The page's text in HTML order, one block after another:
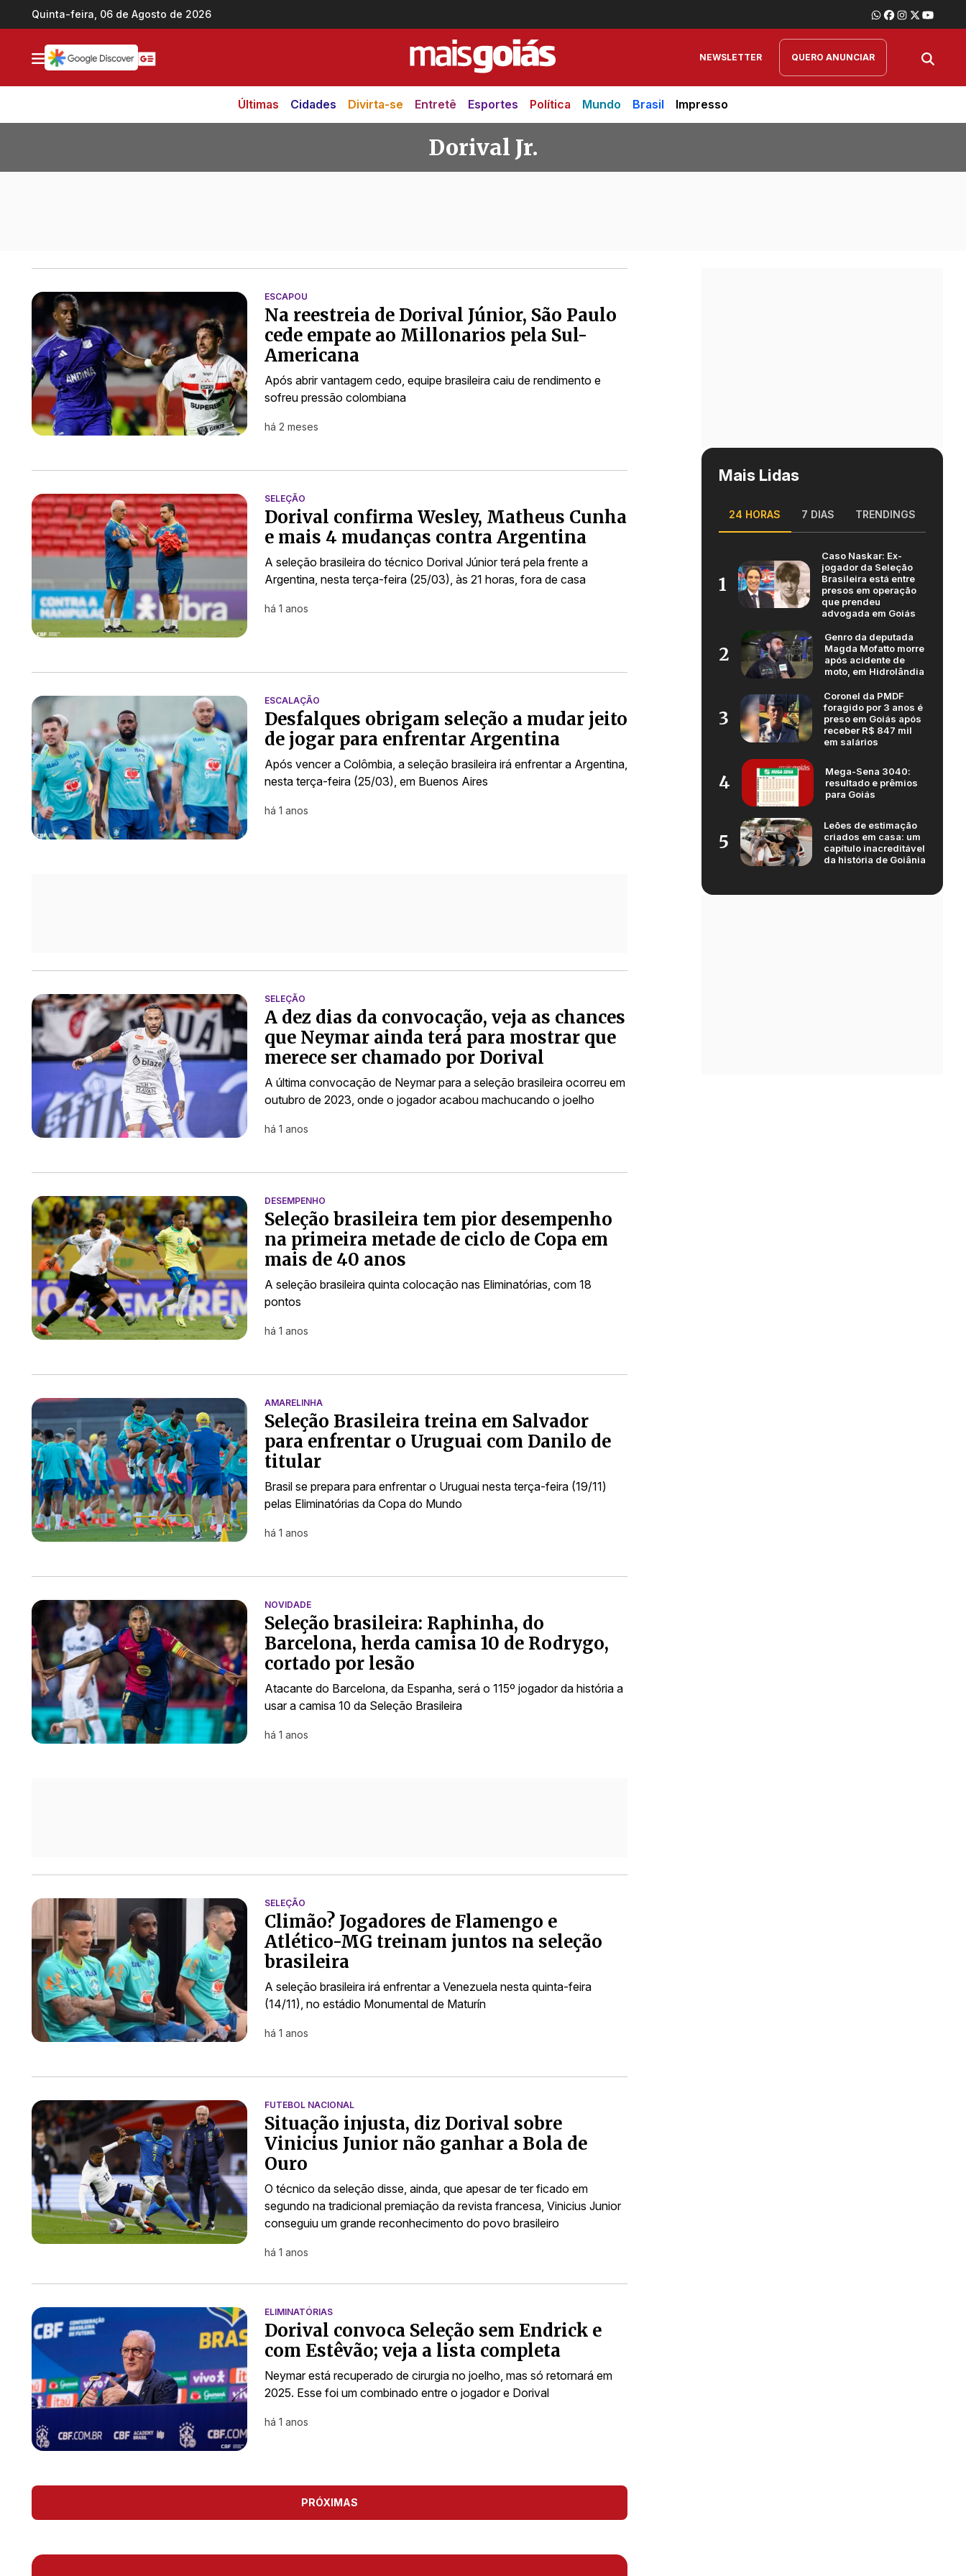
Ir direto pro conteúdo
Quinta-feira, 06 de Agosto de 2026
NEWSLETTER QUERO ANUNCIAR
Últimas Cidades Divirta-se Entretê Esportes Política Mundo Brasil Impresso
Dorival Jr.
ESCAPOU
Na reestreia de Dorival Júnior, São Paulo
cede empate ao Millonarios pela Sul-
Americana
Após abrir vantagem cedo, equipe brasileira caiu de rendimento e
sofreu pressão colombiana
há 2 meses
SELEÇÃO
Dorival confirma Wesley, Matheus Cunha
e mais 4 mudanças contra Argentina
A seleção brasileira do técnico Dorival Júnior terá pela frente a
Argentina, nesta terça-feira (25/03), às 21 horas, fora de casa
há 1 anos
ESCALAÇÃO
Desfalques obrigam seleção a mudar jeito
de jogar para enfrentar Argentina
Após vencer a Colômbia, a seleção brasileira irá enfrentar a Argentina,
nesta terça-feira (25/03), em Buenos Aires
há 1 anos
SELEÇÃO
A dez dias da convocação, veja as chances
que Neymar ainda terá para mostrar que
merece ser chamado por Dorival
A última convocação de Neymar para a seleção brasileira ocorreu em
outubro de 2023, onde o jogador acabou machucando o joelho
há 1 anos
DESEMPENHO
Seleção brasileira tem pior desempenho
na primeira metade de ciclo de Copa em
mais de 40 anos
A seleção brasileira quinta colocação nas Eliminatórias, com 18
pontos
há 1 anos
AMARELINHA
Seleção Brasileira treina em Salvador
para enfrentar o Uruguai com Danilo de
titular
Brasil se prepara para enfrentar o Uruguai nesta terça-feira (19/11)
pelas Eliminatórias da Copa do Mundo
há 1 anos
NOVIDADE
Seleção brasileira: Raphinha, do
Barcelona, herda camisa 10 de Rodrygo,
cortado por lesão
Atacante do Barcelona, da Espanha, será o 115º jogador da história a
usar a camisa 10 da Seleção Brasileira
há 1 anos
SELEÇÃO
Climão? Jogadores de Flamengo e
Atlético-MG treinam juntos na seleção
brasileira
A seleção brasileira irá enfrentar a Venezuela nesta quinta-feira
(14/11), no estádio Monumental de Maturín
há 1 anos
FUTEBOL NACIONAL
Situação injusta, diz Dorival sobre
Vinicius Junior não ganhar a Bola de
Ouro
O técnico da seleção disse, ainda, que apesar de ter ficado em
segundo na tradicional premiação da revista francesa, Vinicius Junior
conseguiu um grande reconhecimento do povo brasileiro
há 1 anos
ELIMINATÓRIAS
Dorival convoca Seleção sem Endrick e
com Estêvão; veja a lista completa
Neymar está recuperado de cirurgia no joelho, mas só retornará em
2025. Esse foi um combinado entre o jogador e Dorival
há 1 anos
PRÓXIMAS
Mais Lidas
24 HORAS 7 DIAS TRENDINGS
1
Caso Naskar: Ex-
jogador da Seleção
Brasileira está entre
presos em operação
que prendeu
advogada em Goiás
2
Genro da deputada
Magda Mofatto morre
após acidente de
moto, em Hidrolândia
3
Coronel da PMDF
foragido por 3 anos é
preso em Goiás após
receber R$ 847 mil
em salários
4
Mega-Sena 3040:
resultado e prêmios
para Goiás
5
Leões de estimação
criados em casa: um
capítulo inacreditável
da história de Goiânia